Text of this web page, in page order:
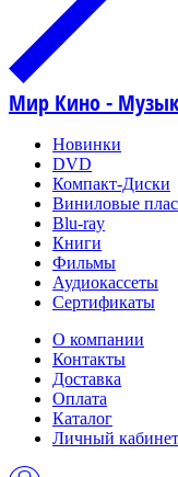
Мир Кино -
Новинки
DVD
Компакт-Диски
Виниловые
Blu-ray
Книги
Фильмы
Аудиокассеты
Сертификаты
О компании
Контакты
Доставка
Оплата
Каталог
Личный кабинет